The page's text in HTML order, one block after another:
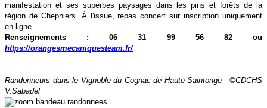
manifestation et ses superbes paysages dans les pins et forêts de la
région de Chepniers. À l'issue, repas concert sur inscription uniquement
en ligne
Renseignements : 06 31 99 56 82 ou
https://orangesmecaniquesteam.fr/
Randonneurs dans le Vignoble du Cognac de Haute-Saintonge - ©CDCHS
V.Sabadel